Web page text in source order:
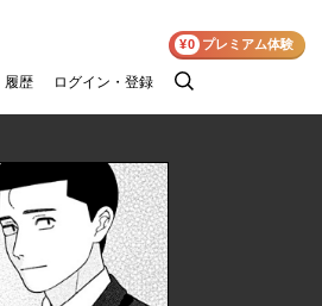
履歴 ログイン・登録
検
¥0 プレミアム体験